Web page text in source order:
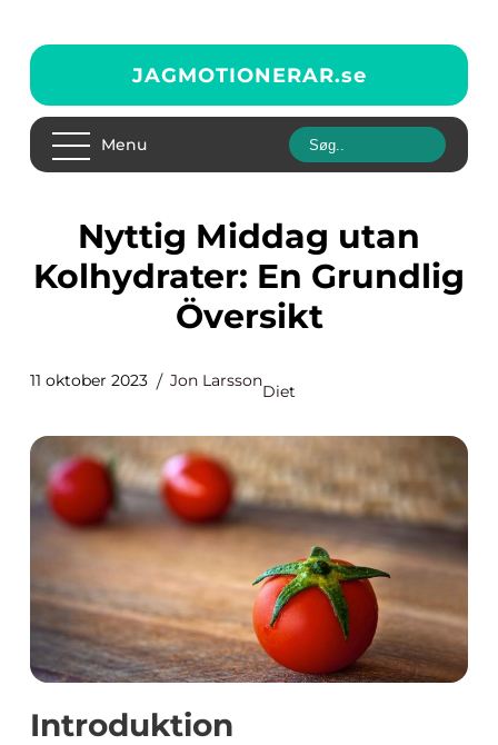
JAGMOTIONERAR.se
Menu
Nyttig Middag utan
Kolhydrater: En Grundlig
Översikt
11 oktober 2023 Jon Larsson
Diet
Introduktion